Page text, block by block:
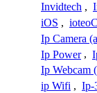
Invidtech ,
iOS ,
Ip Camera
Ip Power ,
Ip Webcam
ip Wifi , Ip-